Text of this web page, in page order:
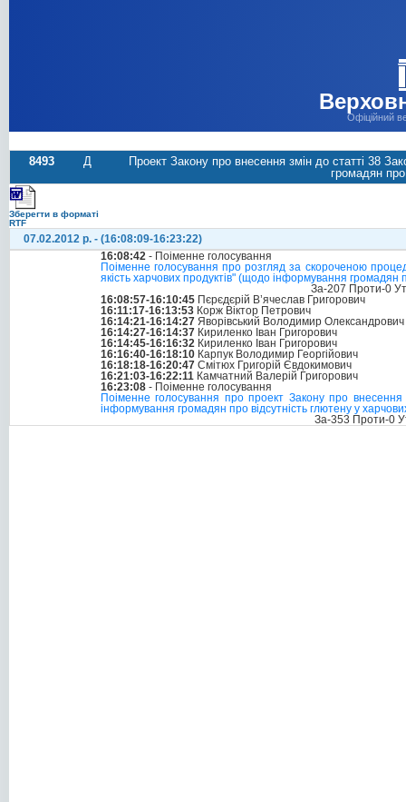
Офіційний
8493 Д
Проект Закону про внесення змін до статті 38
громадян
Зберегти в форматі
RTF
07.02.2012 р. - (16:08:09-16:23:22)
16:08:42 - Поіменне голосування
Поіменне голосування про розгляд за скороченою
якість харчових продуктів" (щодо інформування
За-207 Проти-0
16:08:57-16:10:45 Пєрєдєрій В’ячеслав Григорович
16:11:17-16:13:53 Корж Віктор Петрович
16:14:21-16:14:27 Яворівський Володимир Олександрович
16:14:27-16:14:37 Кириленко Іван Григорович
16:14:45-16:16:32 Кириленко Іван Григорович
16:16:40-16:18:10 Карпук Володимир Георгійович
16:18:18-16:20:47 Смітюх Григорій Євдокимович
16:21:03-16:22:11 Камчатний Валерій Григорович
16:23:08 - Поіменне голосування
Поіменне голосування про проект Закону про внесення
інформування громадян про відсутність глютену у
За-353 Проти-0